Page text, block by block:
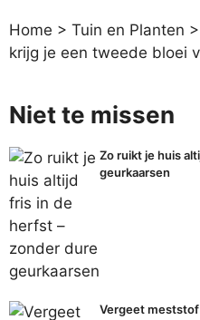
Home > Tuin en Planten >
krijg je een tweede bloei
Niet te missen
Zo ruikt je huis
geurkaarsen
Vergeet